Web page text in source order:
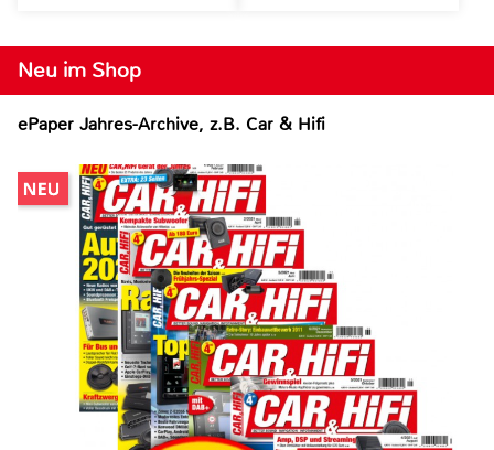
Neu im Shop
ePaper Jahres-Archive, z.B. Car & Hifi